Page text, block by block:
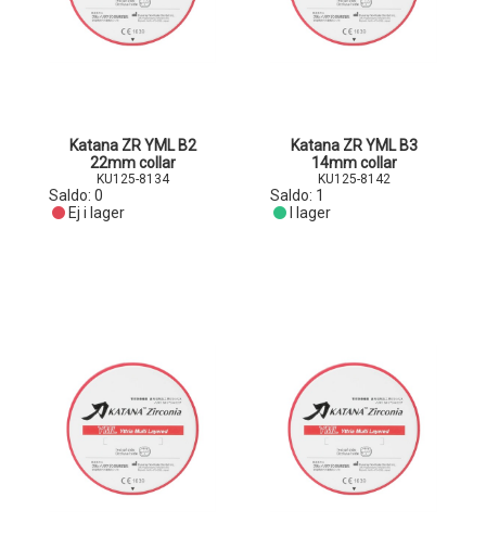
Katana ZR YML B2
22mm collar
KU125-8134
Saldo: 0
Ej i lager
Katana ZR YML B3
14mm collar
KU125-8142
Saldo: 1
I lager